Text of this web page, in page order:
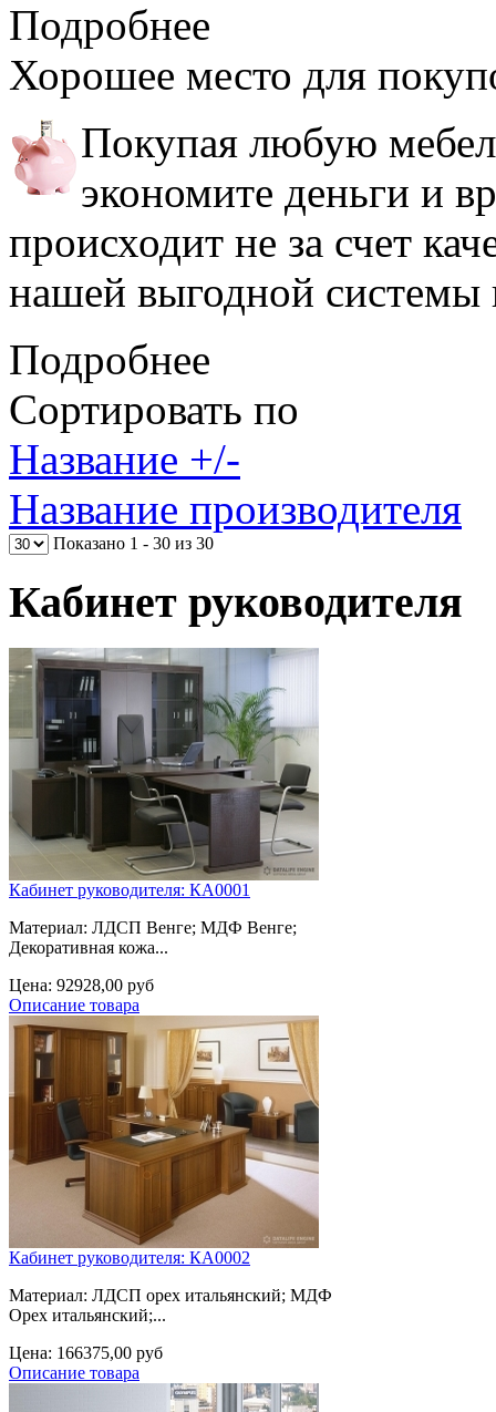
Подробнее
Хорошее место для
Покупая любую
экономите деньги и
происходит не за счет
нашей выгодной системы
Подробнее
Сортировать по
Название +/-
Название производителя
Показано 1 - 30 из 30
Кабинет руководителя
Кабинет руководителя: КА0001
Материал: ЛДСП Венге; МДФ Венге;
Декоративная кожа...
Цена: 92928,00 руб
Описание товара
Кабинет руководителя: КА0002
Материал: ЛДСП орех итальянский; МДФ
Орех итальянский;...
Цена: 166375,00 руб
Описание товара